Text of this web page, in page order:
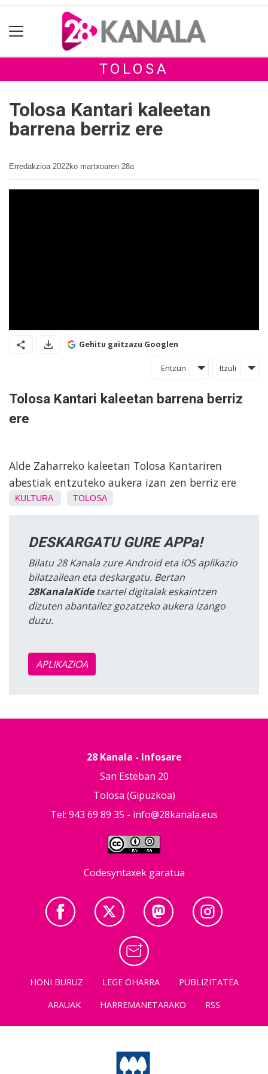
TOLOSA
Tolosa Kantari kaleetan
barrena berriz ere
Erredakzioa 2022ko martxoaren 28a
Gehitu gaitzazu Googlen
Entzun Itzuli
Tolosa Kantari kaleetan barrena berriz
ere
Alde Zaharreko kaleetan Tolosa Kantariren
abestiak entzuteko aukera izan zen berriz ere
KULTURA TOLOSA
DESKARGATU GURE APPa!
Bilatu 28 Kanala zure Android eta iOS aplikazio
bilatzailean eta deskargatu. Bertan
28KanalaKidetxartel digitalak eskaintzen
dizuten abantailez gozatzeko aukera izango
duzu.
APLIKAZIOA
28 Kanala - Infosare
San Esteban 20
Tolosa (Gipuzkoa)
Tel: 943 69 89 35 - info@28kanala.eus
Codesyntaxek garatua
HONI BURUZ LEGE OHARRA
PUBLIZITATEA
ARAUAK
HARREMANETARAKO RSS